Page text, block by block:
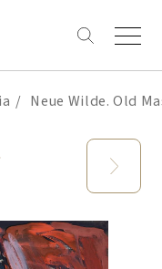
Neue Wilde. Old